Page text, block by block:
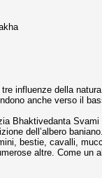
influenze della
anche verso il
Bhaktivedanta Svami
dell’albero
bestie, cavalli,
altre. Come un